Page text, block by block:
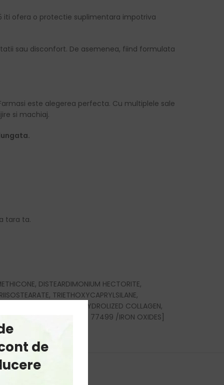
de
iti ofera o protectie suplimentara impotriva
sau disconfort. De asemenea, fiind formulata
este alegerea perfecta. Cu multiplele sale
si machiaj.
tara ta.
DISTEARDIMONIUM HECTORITE,
TRIETHOXYCAPRYLSILANE,
HYDOLYZED SILK, HYDROLIZED COLLAGEN,
CI 77491, CI 77492, CI 77499 /IRON OXIDES]